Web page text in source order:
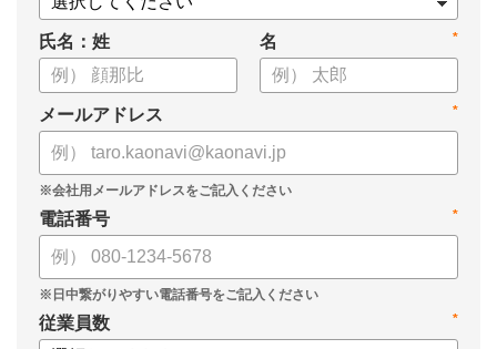
氏名：姓 *
名
*
メールアドレス
*
電話番号
*
従業員数